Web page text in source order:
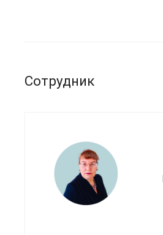
Сотрудник